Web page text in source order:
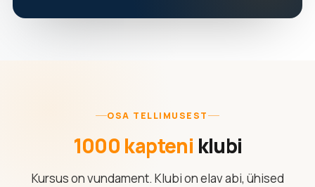
OSA TELLIMUSEST
1000 kapteni klubi
Kursus on vundament. Klubi on elav abi, ühised